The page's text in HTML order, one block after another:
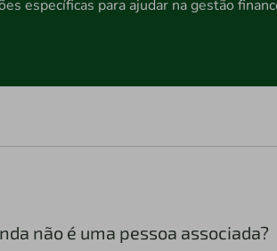
específicas para ajudar na gestão
não é uma pessoa associada?